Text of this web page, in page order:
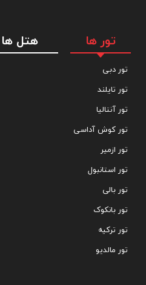
تور ها هتل ها
تور دبی
تور تایلند
تور آنتالیا
تور کوش آداسی
تور ازمیر
تور استانبول
تور بالی
تور بانکوک
تور ترکیه
تور مالدیو